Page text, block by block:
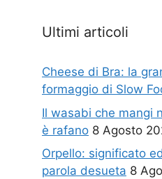
Ultimi articoli
Cheese di Bra: la
formaggio di Slow
Il wasabi che mangi
è rafano 8 Agosto
Orpello: significato
parola desueta 8